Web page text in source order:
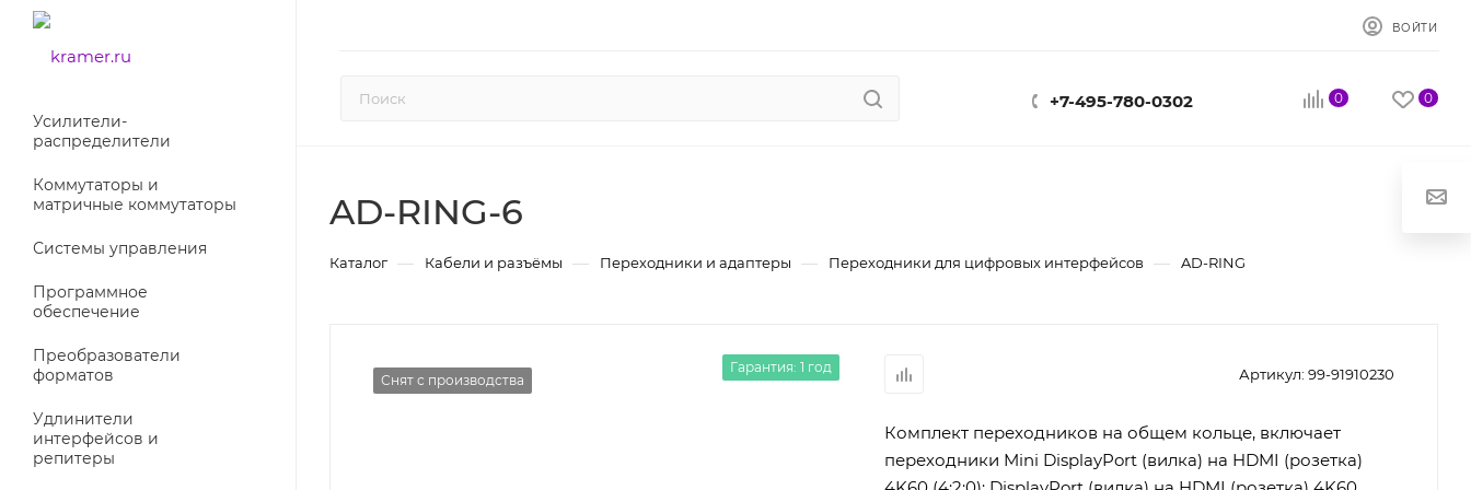
ВОЙТИ
+7-495-780-0302 0 0
Усилители-
раcпределители
Коммутаторы и
матричные коммутаторы
Системы управления
Программное
обеспечение
Преобразователи
форматов
Удлинители
интерфейсов и
репитеры
AD-RING-6
Каталог — Кабели и разъёмы — Переходники и адаптеры — Переходники для цифровых интерфейсов — AD-RING
Снят с производства
Гарантия: 1 год Артикул: 99-91910230
Комплект переходников на общем кольце, включает
переходники Mini DisplayPort (вилка) на HDMI (розетка)